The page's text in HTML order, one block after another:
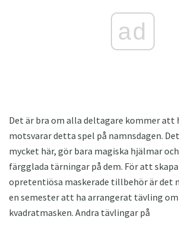
ad
Det är bra om alla deltagare kommer att
motsvarar detta spel på namnsdagen.
mycket här, gör bara magiska hjälmar
färgglada tärningar på dem. För att skapa
opretentiösa maskerade tillbehör är det
en semester att ha arrangerat tävling om
kvadratmasken. Andra tävlingar på